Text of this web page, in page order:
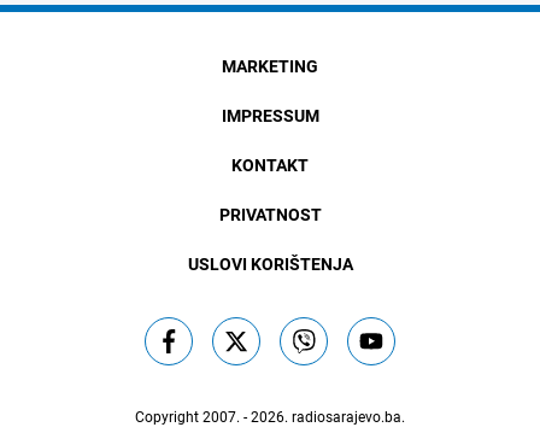
MARKETING
IMPRESSUM
KONTAKT
PRIVATNOST
USLOVI KORIŠTENJA
Copyright 2007. - 2026. radiosarajevo.ba.